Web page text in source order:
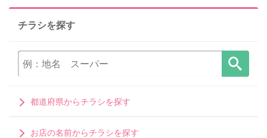
チラシを探す
都道府県からチラシを探す
お店の名前からチラシを探す